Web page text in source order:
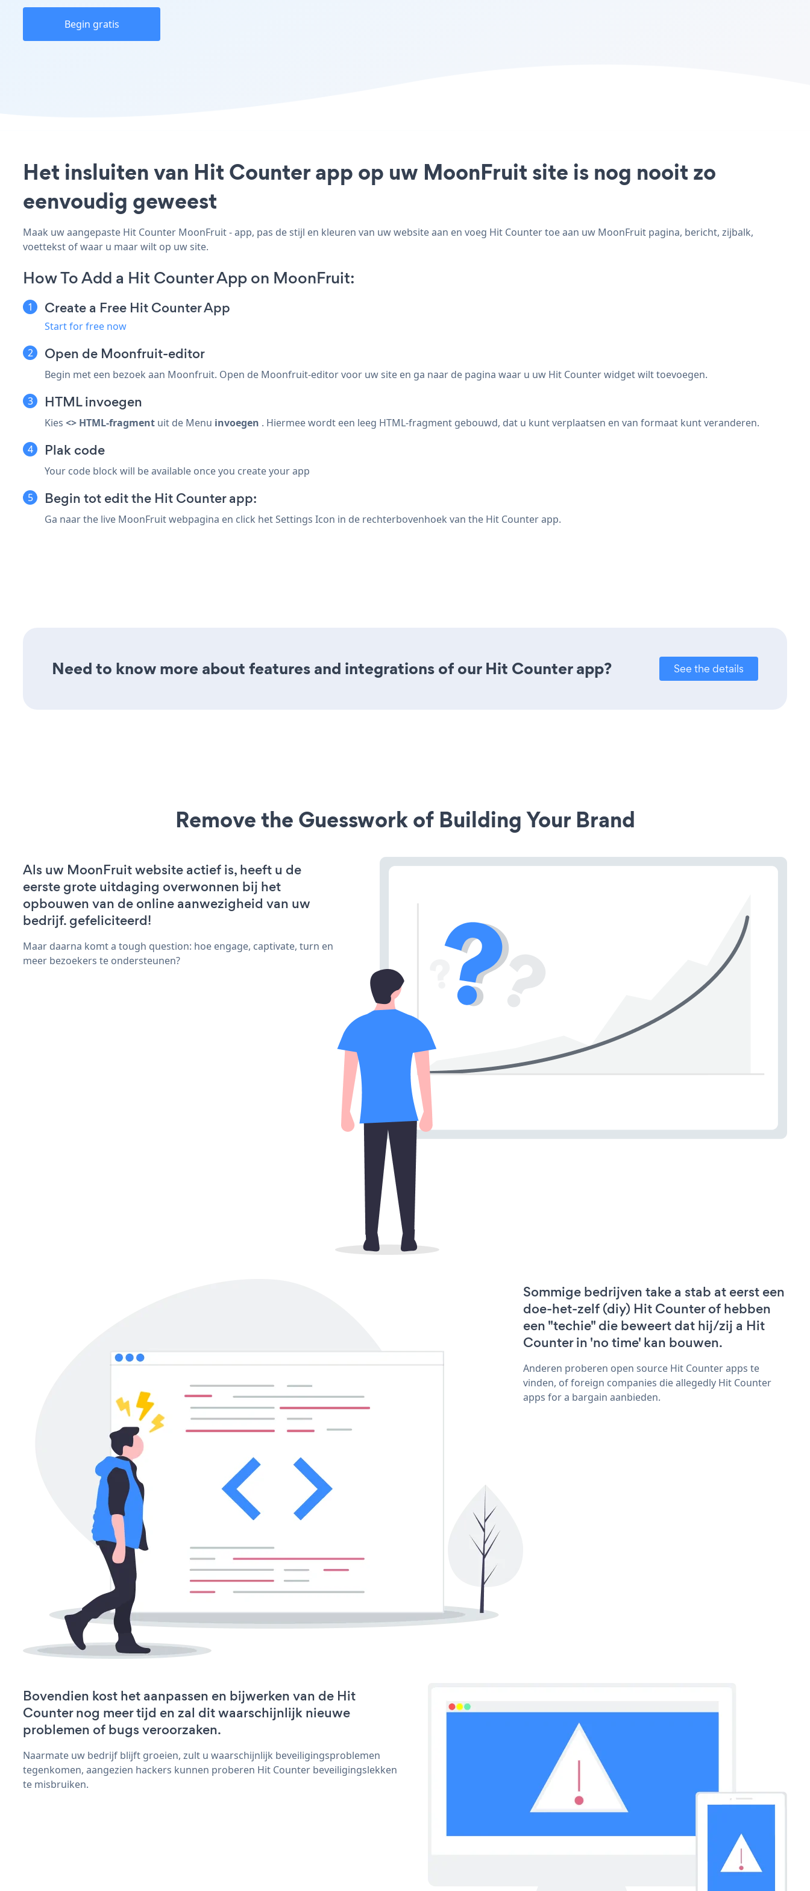
Begin gratis
Het insluiten van Hit Counter app op uw MoonFruit site is nog nooit zo
eenvoudig geweest
Maak uw aangepaste Hit Counter MoonFruit - app, pas de stijl en kleuren van uw website aan en voeg Hit Counter toe aan uw MoonFruit pagina, bericht, zijbalk,
voettekst of waar u maar wilt op uw site.
How To Add a Hit Counter App on MoonFruit:
Create a Free Hit Counter App
Start for free now
Open de Moonfruit-editor
Begin met een bezoek aan Moonfruit. Open de Moonfruit-editor voor uw site en ga naar de pagina waar u uw Hit Counter widget wilt toevoegen.
HTML invoegen
Kies <> HTML-fragment uit de Menu invoegen . Hiermee wordt een leeg HTML-fragment gebouwd, dat u kunt verplaatsen en van formaat kunt veranderen.
Plak code
Your code block will be available once you create your app
Begin tot edit the Hit Counter app:
Ga naar the live MoonFruit webpagina en click het Settings Icon in de rechterbovenhoek van the Hit Counter app.
Need to know more about features and integrations of our Hit Counter app? See the details
Remove the Guesswork of Building Your Brand
Als uw MoonFruit website actief is, heeft u de
eerste grote uitdaging overwonnen bij het
opbouwen van de online aanwezigheid van uw
bedrijf. gefeliciteerd!
Maar daarna komt a tough question: hoe engage, captivate, turn en
meer bezoekers te ondersteunen?
Sommige bedrijven take a stab at eerst een
doe-het-zelf (diy) Hit Counter of hebben
een "techie" die beweert dat hij/zij a Hit
Counter in 'no time' kan bouwen.
Anderen proberen open source Hit Counter apps te
vinden, of foreign companies die allegedly Hit Counter
apps for a bargain aanbieden.
Bovendien kost het aanpassen en bijwerken van de Hit
Counter nog meer tijd en zal dit waarschijnlijk nieuwe
problemen of bugs veroorzaken.
Naarmate uw bedrijf blijft groeien, zult u waarschijnlijk beveiligingsproblemen
tegenkomen, aangezien hackers kunnen proberen Hit Counter beveiligingslekken
te misbruiken.